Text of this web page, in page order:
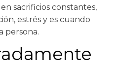
sacrificios constantes,
estrés y es cuando
persona.